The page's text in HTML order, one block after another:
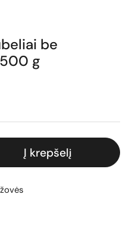
be
g
Į krepšelį